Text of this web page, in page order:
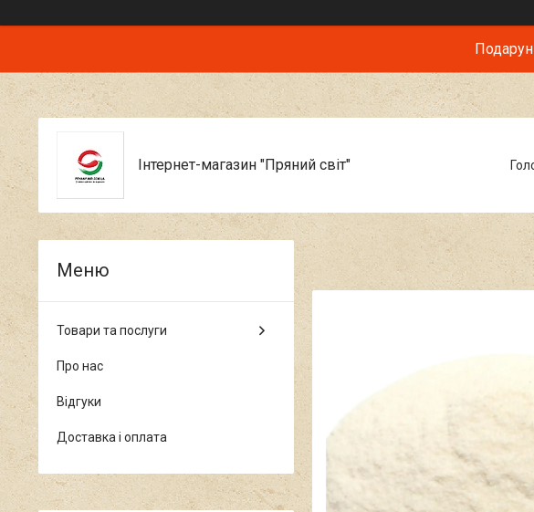
Інтернет-магазин "Пряний світ"
Товари та послуги
Про нас
Відгуки
Доставка і оплата